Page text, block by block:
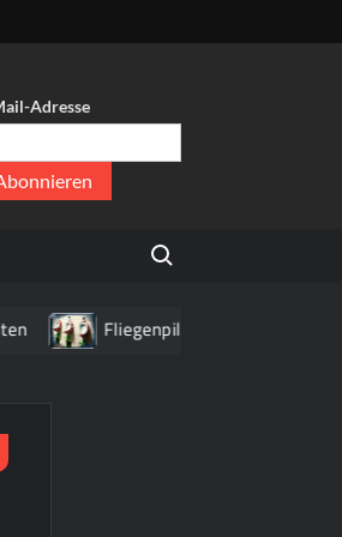
Adresse
Search for:
Fliegenpilz WC